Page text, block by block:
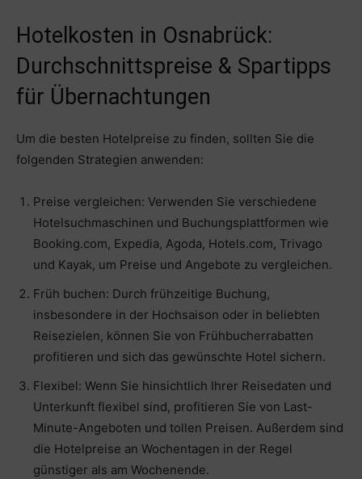
Hotelkosten in Osnabrück:
Durchschnittspreise & Spartipps
für Übernachtungen
Um die besten Hotelpreise zu finden, sollten Sie die
folgenden Strategien anwenden:
Preise vergleichen: Verwenden Sie verschiedene
Hotelsuchmaschinen und Buchungsplattformen wie
Booking.com, Expedia, Agoda, Hotels.com, Trivago
und Kayak, um Preise und Angebote zu vergleichen.
Früh buchen: Durch frühzeitige Buchung,
insbesondere in der Hochsaison oder in beliebten
Reisezielen, können Sie von Frühbucherrabatten
profitieren und sich das gewünschte Hotel sichern.
Flexibel: Wenn Sie hinsichtlich Ihrer Reisedaten und
Unterkunft flexibel sind, profitieren Sie von Last-
Minute-Angeboten und tollen Preisen. Außerdem sind
die Hotelpreise an Wochentagen in der Regel
günstiger als am Wochenende.